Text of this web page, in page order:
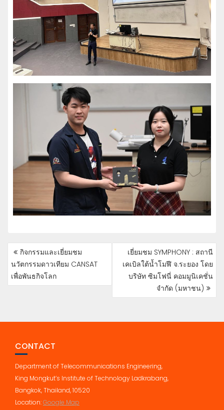
POST
NAVIGATION
กิจกรรมและเยี่ยมชม
นวัตกรรมดาวเทียม CANSAT
เพื่อพันธกิจโลก
เยี่ยมชม SYMPHONY : สถานี
เคเบิลใต้น้ำโมฬี จ.ระยอง โดย
บริษัท ซิมโฟนี่ คอมมูนิเคชั่น
จำกัด (มหาชน)
CONTACT
Department of Telecommunications Engineering,
King Mongkut’s Institute of Technology Ladkrabang,
Bangkok, Thailand, 10520
Location:Google Map